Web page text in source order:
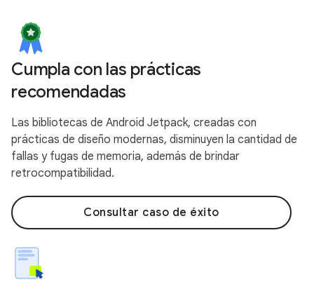
Cumpla con las prácticas
recomendadas
Las bibliotecas de Android Jetpack, creadas con
prácticas de diseño modernas, disminuyen la cantidad de
fallas y fugas de memoria, además de brindar
retrocompatibilidad.
Consultar caso de éxito